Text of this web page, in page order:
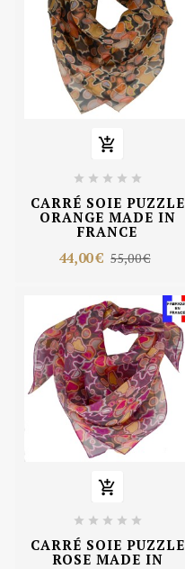

    
CARRÉ SOIE PUZZLE
ORANGE MADE IN
FRANCE
44,00 € 55,00 €

    
CARRÉ SOIE PUZZLE
ROSE MADE IN